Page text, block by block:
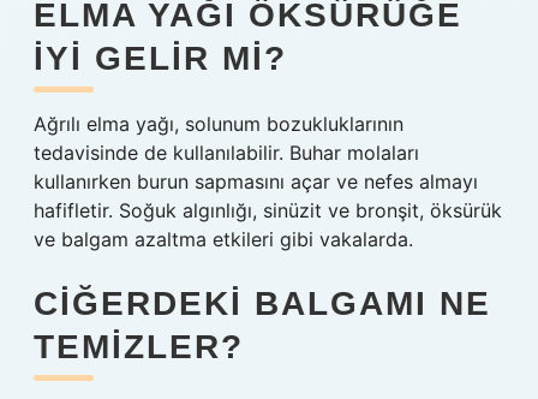
ELMA YAĞI ÖKSÜRÜĞE
IYI GELIR MI?
Ağrılı elma yağı, solunum bozukluklarının
tedavisinde de kullanılabilir. Buhar molaları
kullanırken burun sapmasını açar ve nefes almayı
hafifletir. Soğuk algınlığı, sinüzit ve bronşit, öksürük
ve balgam azaltma etkileri gibi vakalarda.
CIĞERDEKI BALGAMI NE
TEMIZLER?